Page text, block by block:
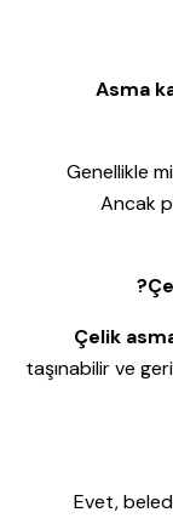
Asma
Genellikle
Ancak
Çelik
taşınabilir ve
Evet,